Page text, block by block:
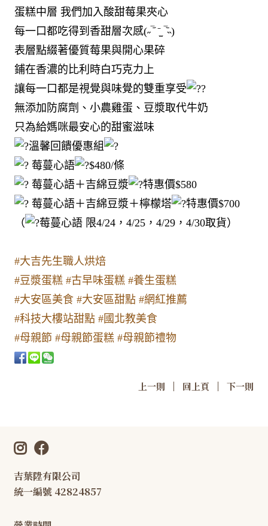
蛋糕中層 我們加入酸甜莓果夾心
每一口都吃得到香甜層次感(˶‾᷄ ⁻̫ ‾᷅˵)
表層點綴著優質莓果與開心果碎
鋪在香濃的比利時白巧克力上
讓每一口都是視覺與味覺的雙重享受
無添加防腐劑、小農雞蛋、豆漿取代牛奶
只為給媽咪最安心的甜蜜滋味
溫馨回饋優惠組
莓蔓心語
$480/條
莓蔓心語＋吉綿豆漿
特惠價$580
莓蔓心語＋吉綿豆漿＋檸檬塔
特惠價$700
（
莓蔓心語 限4/24，4/25，4/29，4/30取貨）
#大吉先生職人烘焙
#豆漿蛋糕 #古早味蛋糕 #養生蛋糕
#大安區美食 #大安區甜點 #網紅推薦
#科技大樓站甜點 #國北教美食
#母親節 #母親節蛋糕 #母親節禮物
上一則 | 回上頁 |下一則
吉葉陞有限公司
統一編號 42824857